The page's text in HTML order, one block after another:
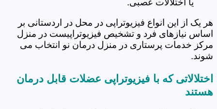
هر یک از این انواع فیزیوتراپی در محل در اردستانی بر
اساس نیازهای فرد و تشخیص فیزیوتراپیست در منزل
مرکز خدمات پرستاری در منزل درمان نو انتخاب می
شوند.
اختلالاتی که با فیزیوتراپی عضلات قابل درمان
هستند